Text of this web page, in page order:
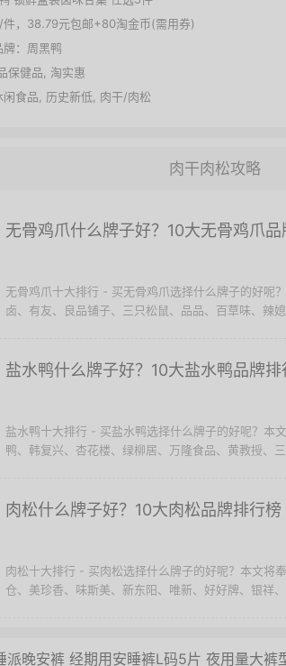
件，38.79元包邮+80淘金币(需用券)
： 周黑鸭
保健品
淘实惠
闲食品 历史新低 肉干/肉松
肉干肉松攻略
无骨鸡爪什么牌子好？10大无骨鸡爪品
无骨鸡爪十大排行 - 买无骨鸡爪选择什么牌子的好呢
卤、有友、良品铺子、三只松鼠、品品、百草味、辣
盐水鸭什么牌子好？10大盐水鸭品牌排
盐水鸭十大排行 - 买盐水鸭选择什么牌子的好呢？本
鸭、韩复兴、杏花楼、绿柳居、万隆食品、黄教授、
肉松什么牌子好？10大肉松品牌排行榜
肉松十大排行 - 买肉松选择什么牌子的好呢？本文将
仓、美珍香、味斯美、新东阳、唯新、好好牌、银祥
派晚安裤 经期用安睡裤L码5片 夜用量大